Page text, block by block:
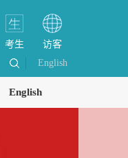
考生
访客
English
English